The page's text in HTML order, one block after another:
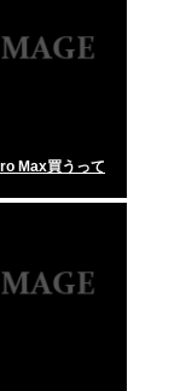
だ安い今のうち
んだけど、どうす
Max買うって